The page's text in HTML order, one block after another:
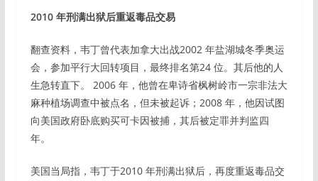
2010 年刑满出狱后重返毒品交易
翻查资料，韦丁曾代表加拿大出战2002 年盐湖城冬季奥运
会，参加平行大回转项目，最终排名第24 位。其后他的人
生急转直下。 2006 年，他曾在卑诗省枫树岭市一宗非法大
麻种植场调查中被点名，但未被起诉；2008 年，他因试图
向美国政府卧底购买可卡因被捕，其后被定罪并判监四
年。
美国当局指，韦丁于2010 年刑满出狱后，再度重返毒品交